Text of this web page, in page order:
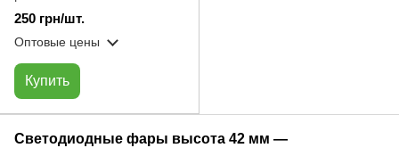
250 грн/шт.
Оптовые цены
Купить
Светодиодные фары высота 42 мм —